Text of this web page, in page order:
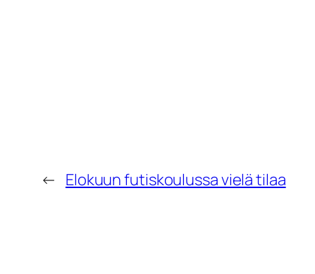
← Elokuun futiskoulussa vielä tilaa